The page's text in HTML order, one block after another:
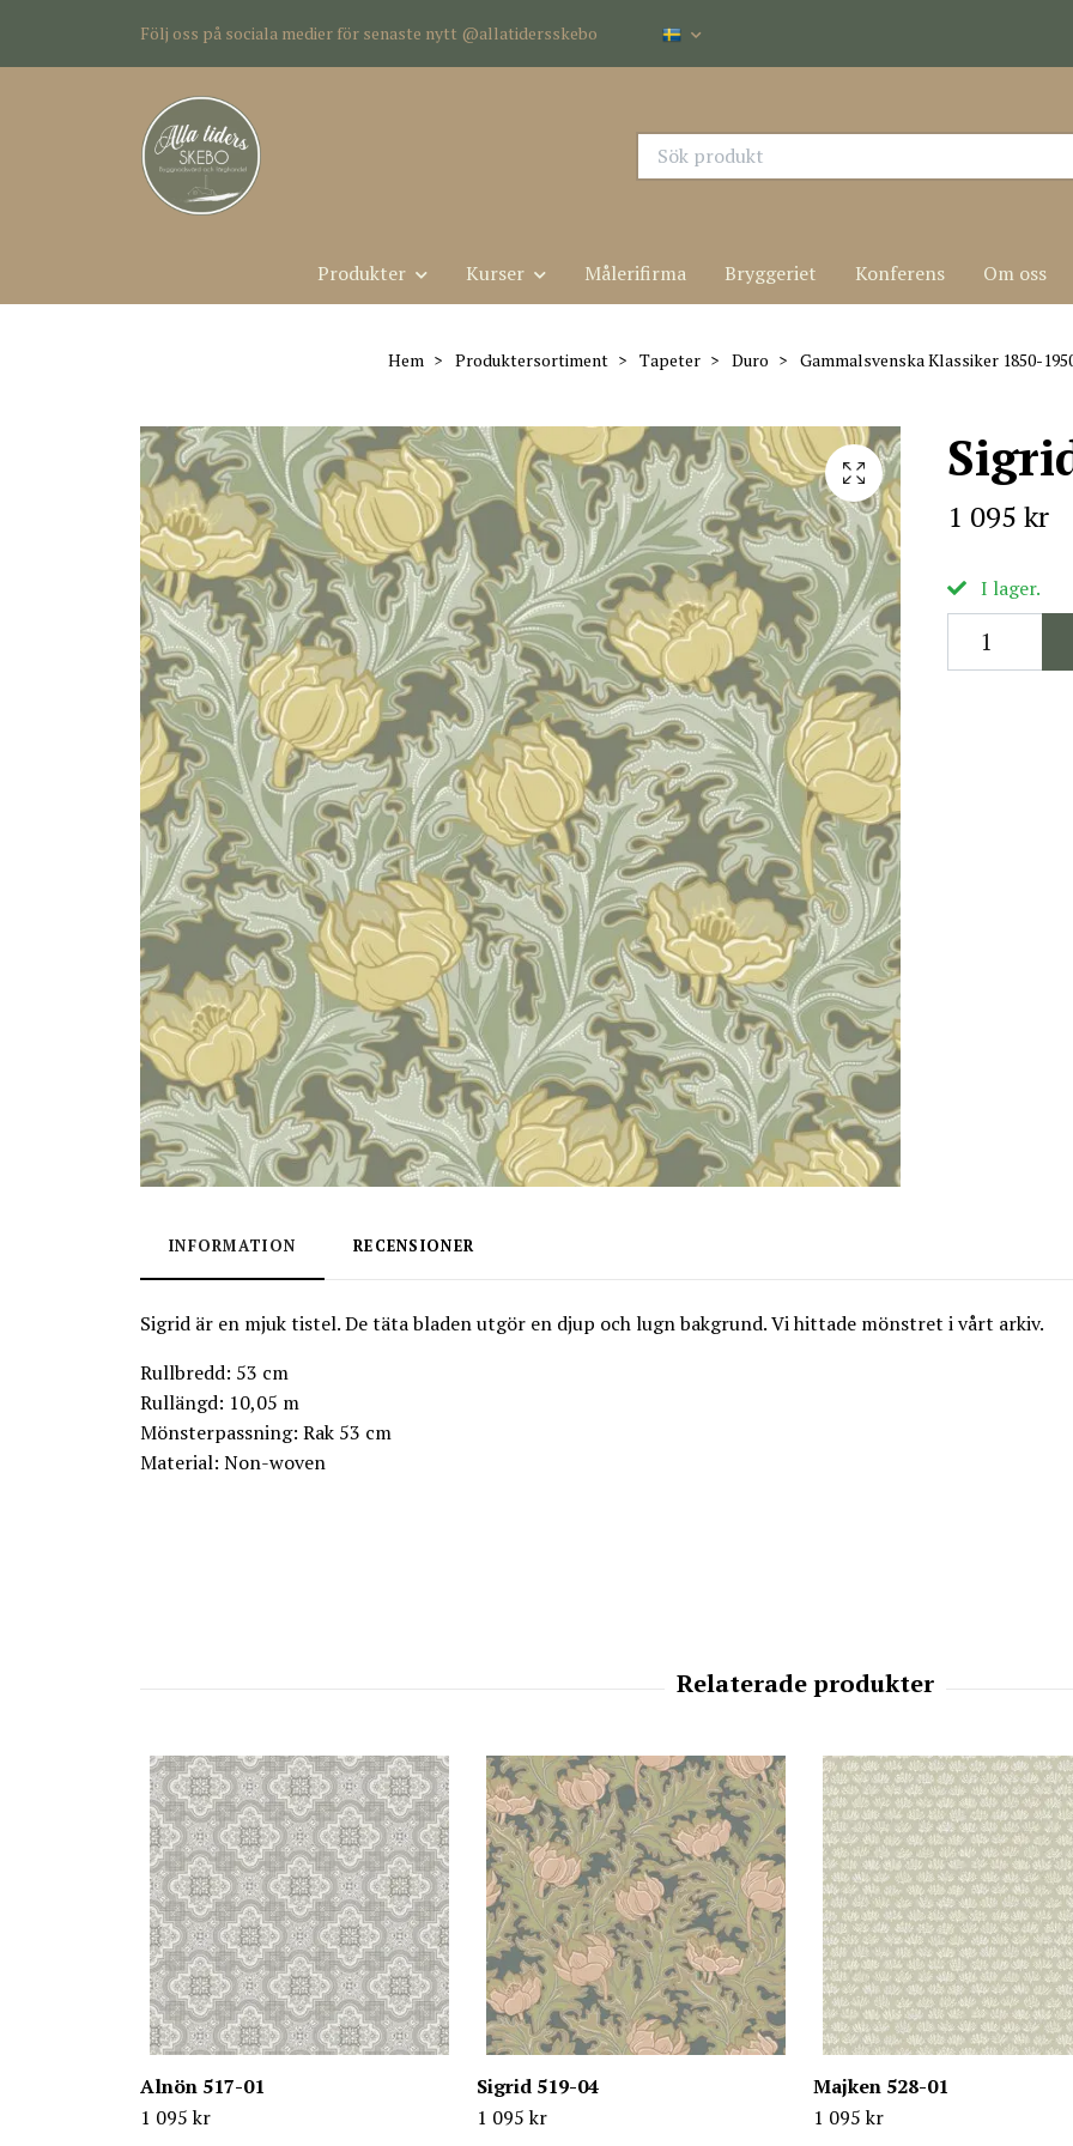
Följ oss på sociala medier för senaste nytt @allatidersskebo
Produkter Kurser Målerifirma Bryggeriet Konferens Om oss
Hem Produktersortiment Tapeter Duro Gammalsvenska Klassiker 1850-
1 095 kr
I lager.
INFORMATION RECENSIONER
Sigrid är en mjuk tistel. De täta bladen utgör en djup och lugn bakgrund. Vi hittade mönstret i vårt arkiv.
Rullbredd: 53 cm
Rullängd: 10,05 m
Mönsterpassning: Rak 53 cm
Material: Non-woven
Alnön 517-01
1 095 kr
Sigrid 519-04
1 095 kr
Majken 528-01
1 095 kr